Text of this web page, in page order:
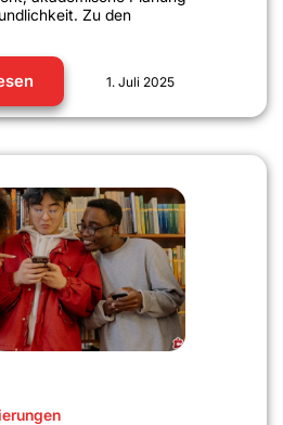
Zu den
1. Juli 2025